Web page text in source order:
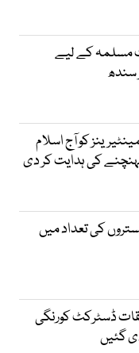
مسلمہ کے لیے
سندھ
کو آج اسلام
پہنچنے کی ہدایت کر دی
کی تعداد میں
ڈسٹرکٹ کورنگی
گئیں